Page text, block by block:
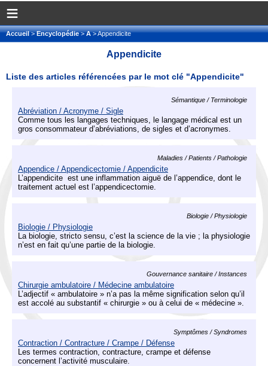
≡
Accueil>Encyclopédie>A> Appendicite
Appendicite
Liste des articles référencées par le mot clé "Appendicite"
Sémantique / Terminologie
Abréviation / Acronyme / Sigle
Comme tous les langages techniques, le langage médical est un
gros consommateur d’abréviations, de sigles et d’acronymes.
Maladies / Patients / Pathologie
Appendice / Appendicectomie / Appendicite
L’appendicite est une inflammation aiguë de l’appendice, dont le
traitement actuel est l’appendicectomie.
Biologie / Physiologie
Biologie / Physiologie
La biologie, stricto sensu, c’est la science de la vie ; la physiologie
n’est en fait qu’une partie de la biologie.
Gouvernance sanitaire / Instances
Chirurgie ambulatoire / Médecine ambulatoire
L’adjectif « ambulatoire » n’a pas la même signification selon qu’il
est accolé au substantif « chirurgie » ou à celui de « médecine ».
Symptômes / Syndromes
Contraction / Contracture / Crampe / Défense
Les termes contraction, contracture, crampe et défense
concernent l’activité musculaire.